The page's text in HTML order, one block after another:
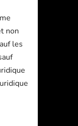
non
les